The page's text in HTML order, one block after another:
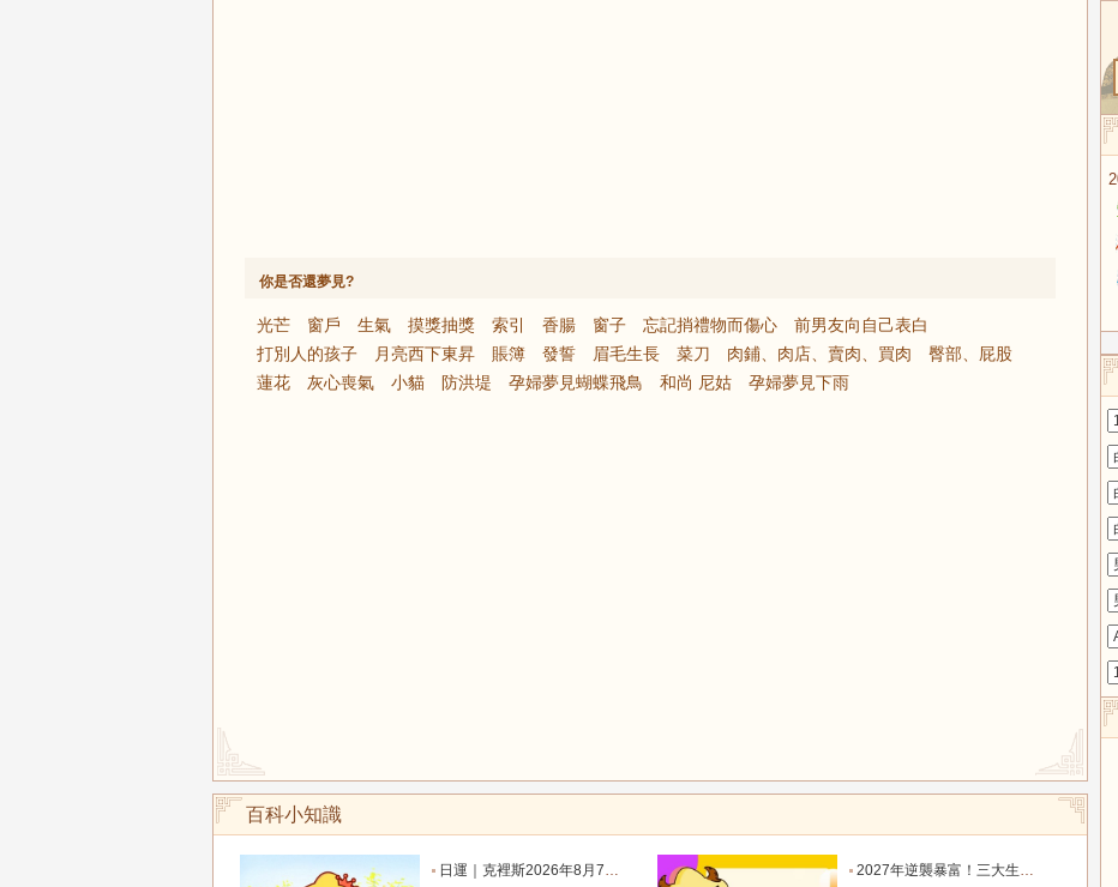
你是否還夢見?
光芒 窗戶 生氣 摸獎抽獎 索引 香腸 窗子 忘記捎禮物而傷心
前男友向自己表白
打別人的孩子
月亮西下東昇 賬簿 發誓 眉毛生長 菜刀 肉鋪、肉店、賣肉、買肉
臀部、屁股
蓮花
灰心喪氣 小貓 防洪堤 孕婦夢見蝴蝶飛鳥 和尚 尼姑 孕婦夢見下雨
百科小知識
日運｜克裡斯2026年8月7日十二星座運勢_天秤座_金星_主動
2027年逆襲暴富！三大生肖踩中流年財星，一路飛速賺大錢_財富_貴人_屬豬
兔
龍 蛇 馬 羊